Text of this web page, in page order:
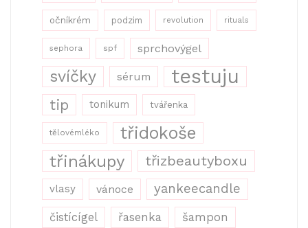
očníkrém podzim revolution rituals
sephora spf sprchovýgel
svíčky sérum testuju
tip tonikum tvářenka
tělovémléko
třidokoše
třinákupy
třizbeautyboxu
vlasy vánoce yankeecandle
čistícígel řasenka šampon